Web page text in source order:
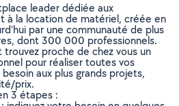
leader dédiée aux
à la location de matériel, créée en
par une communauté de plus
dont 300 000 professionnels.
proche de chez vous un
pour réaliser toutes vos
aux plus grands projets,
prix.
3 étapes :